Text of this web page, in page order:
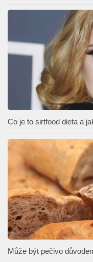
Co je to sirtfood dieta a
Může být pečivo